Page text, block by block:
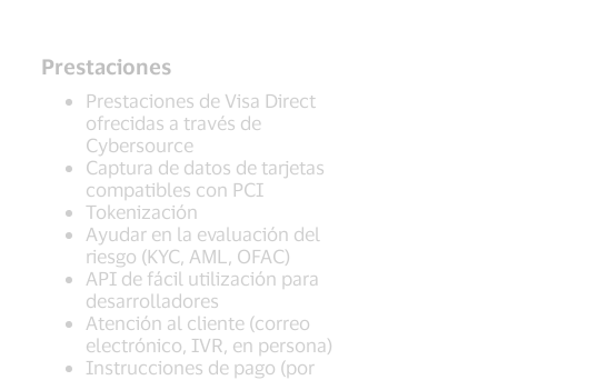
Prestaciones
Prestaciones de Visa Direct
ofrecidas a través de
Cybersource
Captura de datos de tarjetas
compatibles con PCI
Tokenización
Ayudar en la evaluación del
riesgo (KYC, AML, OFAC)
API de fácil utilización para
desarrolladores
Atención al cliente (correo
electrónico, IVR, en persona)
Instrucciones de pago (por